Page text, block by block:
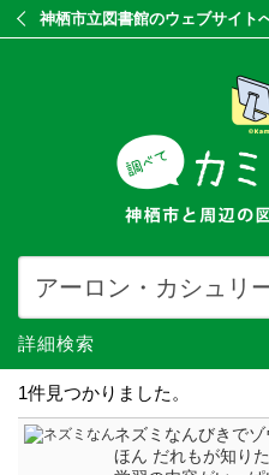
神栖市立図書館のウェブサイト
詳細検索
1件見つかりました。
ネズミなんびきで
ほん だれもが知り